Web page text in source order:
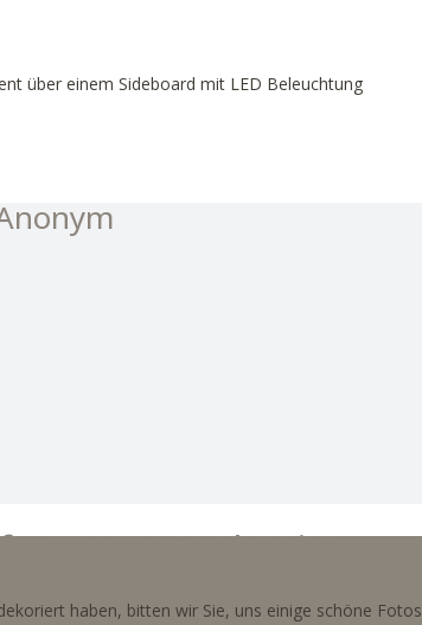
über einem Sideboard mit LED Beleuchtung
unserer Webseite
haben, bitten wir Sie, uns einige schöne Fotos